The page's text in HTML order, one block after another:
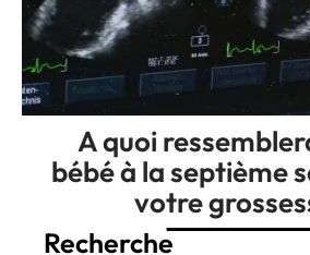
A quoi
bébé à la septième
votre
Recherche